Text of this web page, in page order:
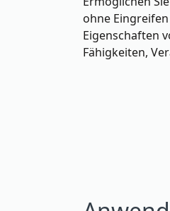
ohne
Eigenschaften
Fähigkeiten,